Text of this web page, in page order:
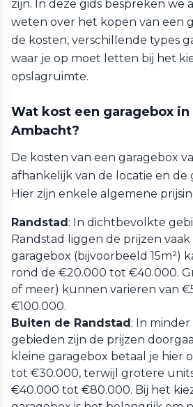
zijn. In deze gids bespreken we
weten over het kopen van een
de kosten, verschillende types
waar je op moet letten bij het
opslagruimte.
Wat kost een garagebox
Ambacht?
De kosten van een garagebox
afhankelijk van de locatie en de
Hier zijn enkele algemene
Randstad: In dichtbevolkte
Randstad liggen de prijzen
garagebox (bijvoorbeeld 15m²)
rond de €20.000 tot €40.000.
of meer) kunnen variëren van
€100.000.
Buiten de Randstad: In
gebieden zijn de prijzen
kleine garagebox betaal je hier
tot €30.000, terwijl grotere
€40.000 tot €80.000. Bij het